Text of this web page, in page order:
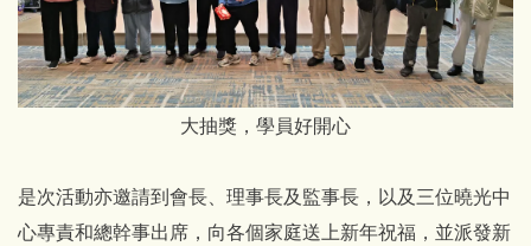
大抽獎，學員好開心
是次活動亦邀請到會長、理事長及監事長，以及三位曉光中
心專責和總幹事出席，向各個家庭送上新年祝福，並派發新